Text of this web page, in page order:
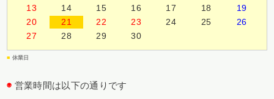
13
14 15 16 17 18
19
20
21 22 23 24 25
26
27
28 29 30
■ 休業日
◉ 営業時間は以下の通りです